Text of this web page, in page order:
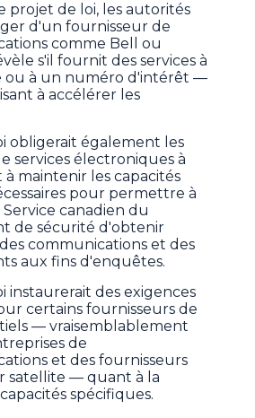
projet de loi, les autorités
d'un fournisseur de
comme Bell ou
s'il fournit des services à
ou à un numéro d'intérêt —
à accélérer les
obligerait également les
services électroniques à
maintenir les capacités
pour permettre à
Service canadien du
de sécurité d'obtenir
communications et des
aux fins d'enquêtes.
instaurerait des exigences
certains fournisseurs de
— vraisemblablement
de
et des fournisseurs
satellite — quant à la
spécifiques.